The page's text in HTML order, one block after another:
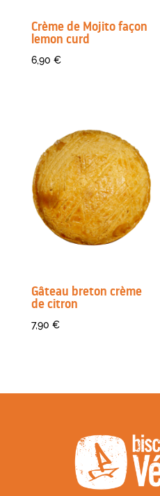
Crème de Mojito façon
lemon curd
6,90 €
Gâteau breton crème
de citron
7,90 €